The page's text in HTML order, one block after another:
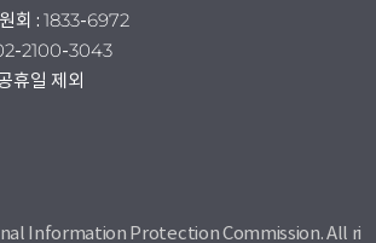
회 : 1833-6972
2100-3043
휴일 제외
Information Protection Commission. All ri